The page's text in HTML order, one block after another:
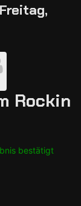
Rockin
bestätigt